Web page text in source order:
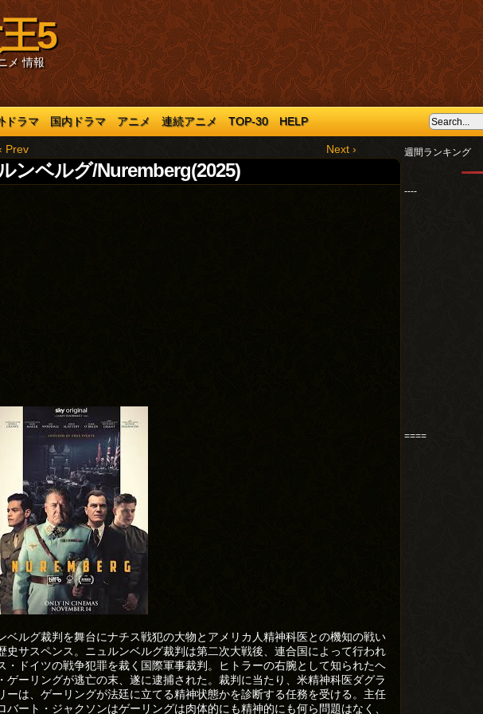
5
メ 情報
ドラマ 国内ドラマ アニメ 連続アニメ TOP-30 HELP
Prev Next ›
ンベルグ/Nuremberg(2025)
ベルグ裁判を舞台にナチス戦犯の大物とアメリカ人精神科医との機知の戦い
史サスペンス。ニュルンベルグ裁判は第二次大戦後、連合国によって行われ
・ドイツの戦争犯罪を裁く国際軍事裁判。ヒトラーの右腕として知られたヘ
ゲーリングが逃亡の末、遂に逮捕された。裁判に当たり、米精神科医ダグラ
ーは、ゲーリングが法廷に立てる精神状態かを診断する任務を受ける。主任
バート・ジャクソンはゲーリングは肉体的にも精神的にも何ら問題はなく、
週間ランキング
----
====